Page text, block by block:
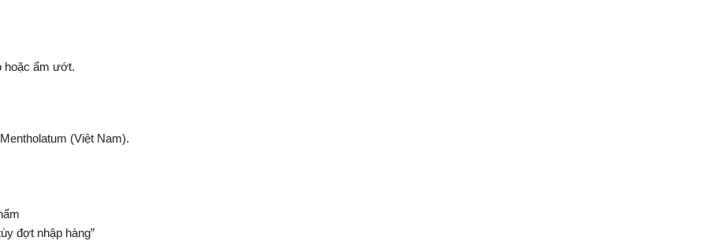
hoặc ẩm ướt.
(Việt Nam).
đợt nhập hàng”